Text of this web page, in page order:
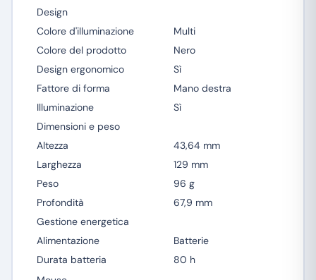
Design
Colore d'illuminazione
Multi
Colore del prodotto
Nero
Design ergonomico
Sì
Fattore di forma
Mano destra
Illuminazione
Sì
Dimensioni e peso
Altezza
43,64 mm
Larghezza
129 mm
Peso
96 g
Profondità
67,9 mm
Gestione energetica
Alimentazione
Batterie
Durata batteria
80 h